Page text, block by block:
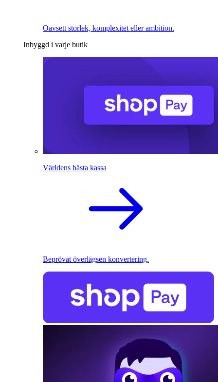
Oavsett storlek, komplexitet eller ambition.
Inbyggd i varje butik
Världens bästa kassa
Beprövat överlägsen konvertering.